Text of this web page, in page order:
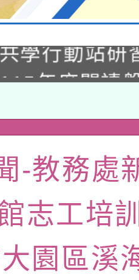
年度第2次
公告(無人
學行動站研
年度閱讀
講師名單
與教學軟體
員會函釋公
應申請許可
水利署委託
院辦理「
22日(星期六
-教務處
志工培
園區溪